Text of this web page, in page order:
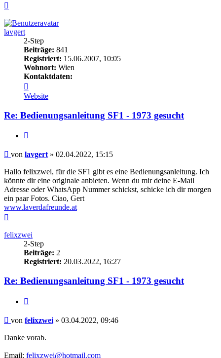
lavgert
2-Step
Beiträge: 841
Registriert: 15.06.2007, 10:05
Wohnort: Wien
Kontaktdaten:
von
lavgert
Website
Re: Bedienungsanleitung SF1 - 1973 gesucht
Beitrag
von lavgert » 02.04.2022, 15:15
Hallo felixzwei, für die SF1 gibt es eine Bedienungsanleitung. Ich
könnte dir eine originale anbieten. Wenn du mir deine E-Mail
Adresse oder WhatsApp Nummer schickst, schicke ich dir morgen
ein paar Fotos. Ciao, Gert
www.laverdafreunde.at
felixzwei
2-Step
Beiträge: 2
Registriert: 20.03.2022, 16:27
Re: Bedienungsanleitung SF1 - 1973 gesucht
Beitrag
von felixzwei » 03.04.2022, 09:46
Danke vorab.
Email: felixzwei@hotmail.com